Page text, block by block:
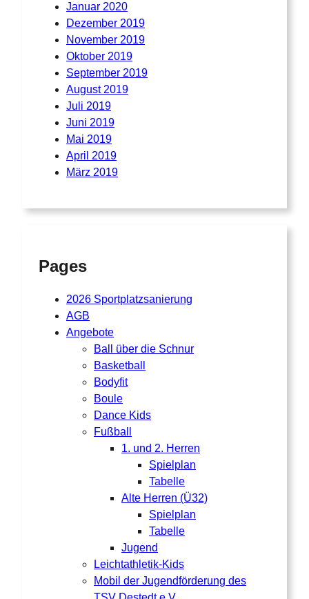
Januar 2020
Dezember 2019
November 2019
Oktober 2019
September 2019
August 2019
Juli 2019
Juni 2019
Mai 2019
April 2019
März 2019
Pages
2026 Sportplatzsanierung
AGB
Angebote
Ball über die Schnur
Basketball
Bodyfit
Boule
Dance Kids
Fußball
1. und 2. Herren
Spielplan
Tabelle
Alte Herren (Ü32)
Spielplan
Tabelle
Jugend
Leichtathletik-Kids
Mobil der Jugendförderung des